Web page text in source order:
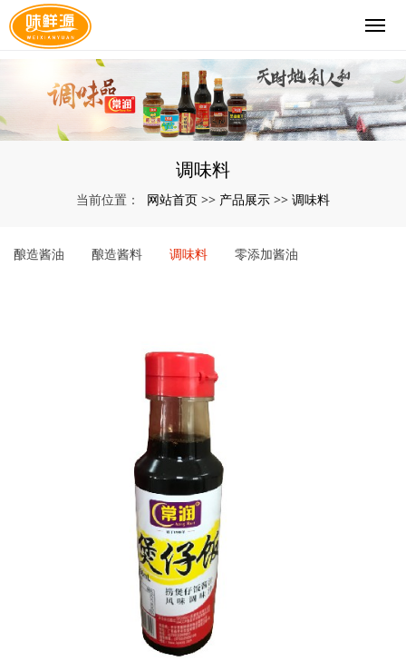
调味料
当前位置： 网站首页 >> 产品展示 >> 调味料
酿造酱油 酿造酱料 调味料 零添加酱油